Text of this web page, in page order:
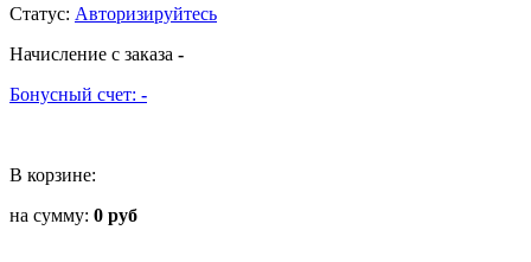
Статус: Авторизируйтесь
Начисление с заказа -
Бонусный счет: -
В корзине:
на сумму: 0 руб